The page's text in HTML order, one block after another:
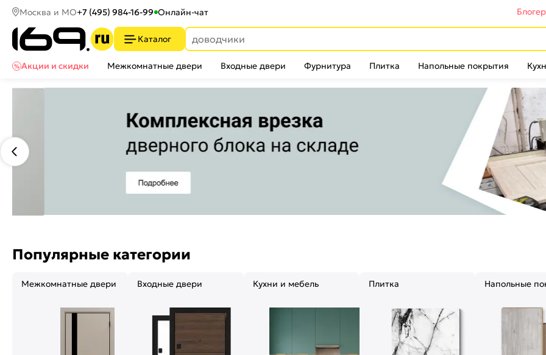
Москва и МО+7 (495) 984-16-99 Онлайн-чат
Каталог
Акции и скидки
Межкомнатные двери Входные двери Фурнитура Плитка Напольные покрытия
Популярные категории
Межкомнатные двери Входные двери Кухни и мебель Плитка Напольные